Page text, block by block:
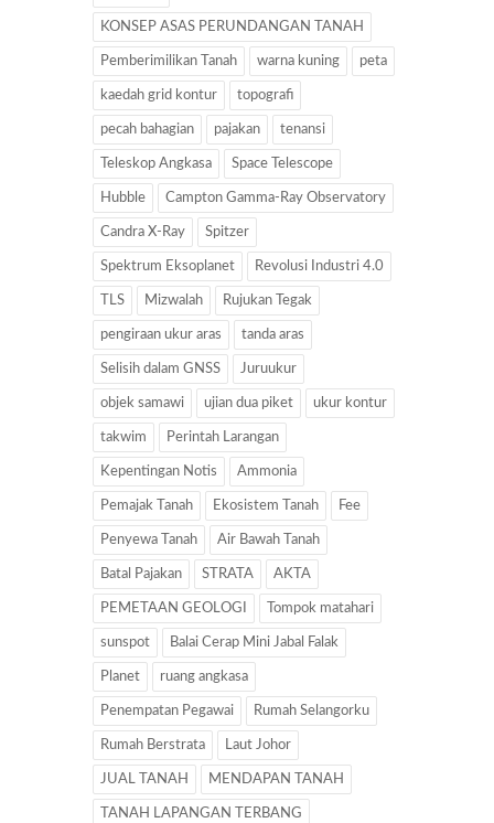
KONSEP ASAS PERUNDANGAN TANAH
Pemberimilikan Tanah warna kuning peta
kaedah grid kontur topografi
pecah bahagian pajakan tenansi
Teleskop Angkasa Space Telescope
Hubble Campton Gamma-Ray Observatory
Candra X-Ray Spitzer
Spektrum Eksoplanet Revolusi Industri 4.0
TLS Mizwalah Rujukan Tegak
pengiraan ukur aras tanda aras
Selisih dalam GNSS Juruukur
objek samawi ujian dua piket ukur kontur
takwim Perintah Larangan
Kepentingan Notis Ammonia
Pemajak Tanah Ekosistem Tanah Fee
Penyewa Tanah Air Bawah Tanah
Batal Pajakan STRATA AKTA
PEMETAAN GEOLOGI Tompok matahari
sunspot Balai Cerap Mini Jabal Falak
Planet ruang angkasa
Penempatan Pegawai Rumah Selangorku
Rumah Berstrata Laut Johor
JUAL TANAH MENDAPAN TANAH
TANAH LAPANGAN TERBANG